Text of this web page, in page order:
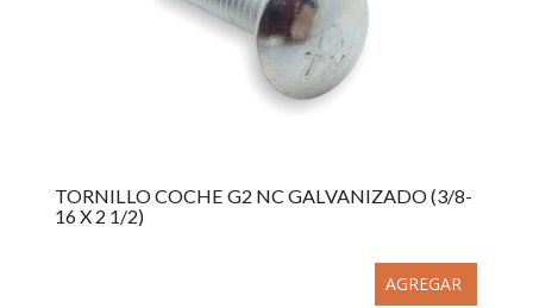
TORNILLO COCHE G2 NC GALVANIZADO (3/8-
16 X 2 1/2)
AGREGAR